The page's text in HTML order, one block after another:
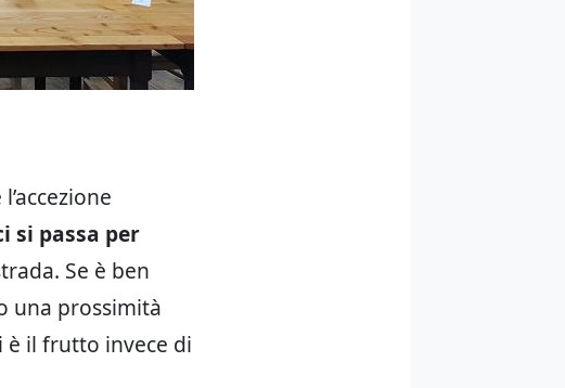
si passa per
Se è ben
una prossimità
è il frutto invece di